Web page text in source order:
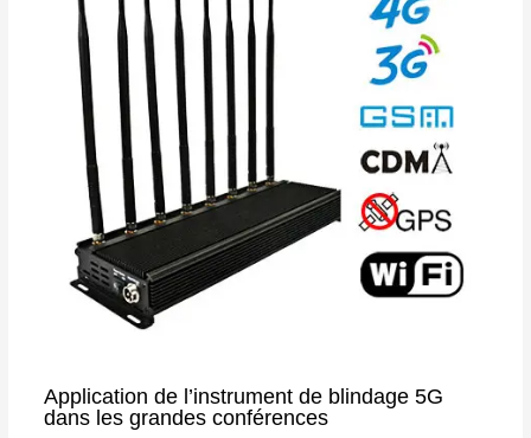
Application de l’instrument de blindage 5G
dans les grandes conférences